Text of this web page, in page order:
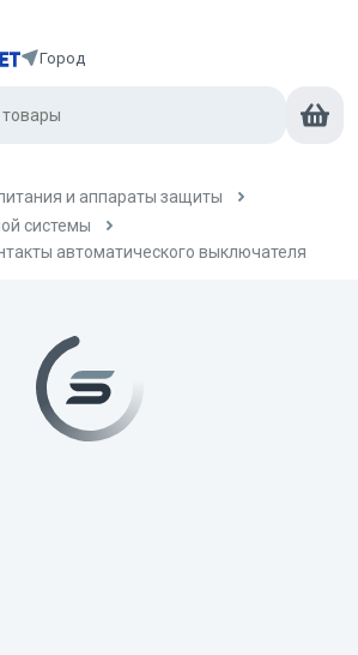
Город
и аппараты защиты
системы
автоматического выключателя